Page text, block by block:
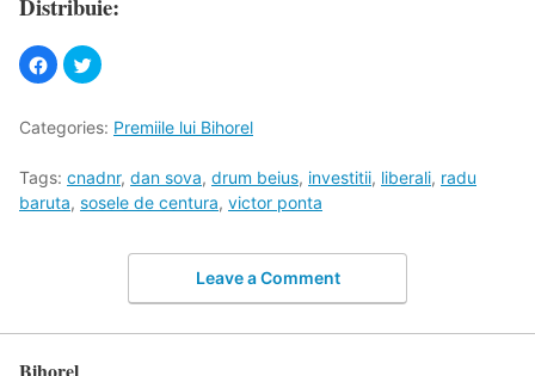
Categories: Premiile lui Bihorel
Tags: cnadnr, dan sova, drum beius, investitii, liberali, radu
baruta, sosele de centura, victor ponta
Leave a Comment